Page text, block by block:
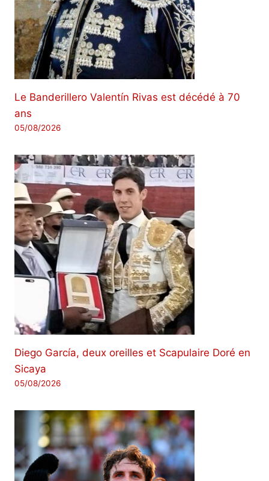
Le Banderillero Valentín Rivas est décédé à 70
ans
05/08/2026
Diego García, deux oreilles et Scapulaire Doré en
Sicaya
05/08/2026